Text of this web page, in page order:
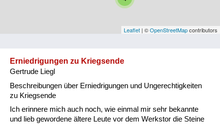
Vorarlberg
Frauen, Mütter, Kinder
Leaflet | ©OpenStreetMapcontributors
Erniedrigungen zu Kriegsende
Gertrude Liegl
Beschreibungen über Erniedrigungen und Ungerechtigkeiten
zu Kriegsende
Ich erinnere mich auch noch, wie einmal mir sehr bekannte
und lieb gewordene ältere Leute vor dem Werkstor die Steine